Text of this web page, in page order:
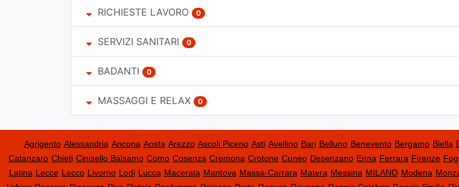
RICHIESTE LAVORO 0
SERVIZI SANITARI 0
BADANTI 0
MASSAGGI E RELAX 0
Agrigento Alessandria Ancona Aosta Arezzo Ascoli Piceno Asti Avellino Bari Belluno Benevento Bergamo Biella
Catanzaro Chieti Cinisello Balsamo Como Cosenza Cremona Crotone Cuneo Desenzano Enna Ferrara Firenze
Latina Lecce Lecco Livorno Lodi Lucca Macerata Mantova Massa-Carrara Matera Messina MILANO Modena